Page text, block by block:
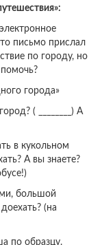
письмо прислал
по городу, но
города»
( ________) А
в кукольном
А вы знаете?
большой
(на
по образцу.